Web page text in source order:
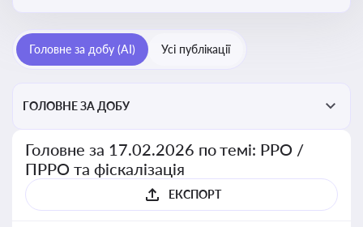
Головне за добу (AI) Усі публікації
ГОЛОВНЕ ЗА ДОБУ
Головне за 17.02.2026 по темі: РРО /
ПРРО та фіскалізація
ЕКСПОРТ